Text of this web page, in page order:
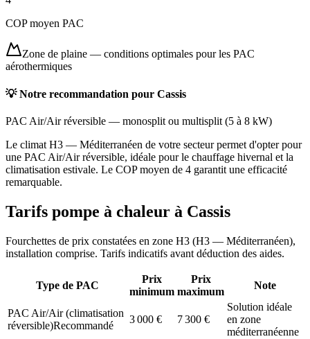
COP moyen PAC
Zone de plaine — conditions optimales pour les PAC
aérothermiques
💡 Notre recommandation pour Cassis
PAC Air/Air réversible — monosplit ou multisplit (5 à 8 kW)
Le climat H3 — Méditerranéen de votre secteur permet d'opter pour
une PAC Air/Air réversible, idéale pour le chauffage hivernal et la
climatisation estivale. Le COP moyen de 4 garantit une efficacité
remarquable.
Tarifs pompe à chaleur à Cassis
Fourchettes de prix constatées en zone H3 (H3 — Méditerranéen),
installation comprise. Tarifs indicatifs avant déduction des aides.
Type de PAC
Prix
minimum
Prix
maximum
Note
PAC Air/Air (climatisation
réversible)Recommandé
3 000 € 7 300 €
Solution idéale
en zone
méditerranéenne